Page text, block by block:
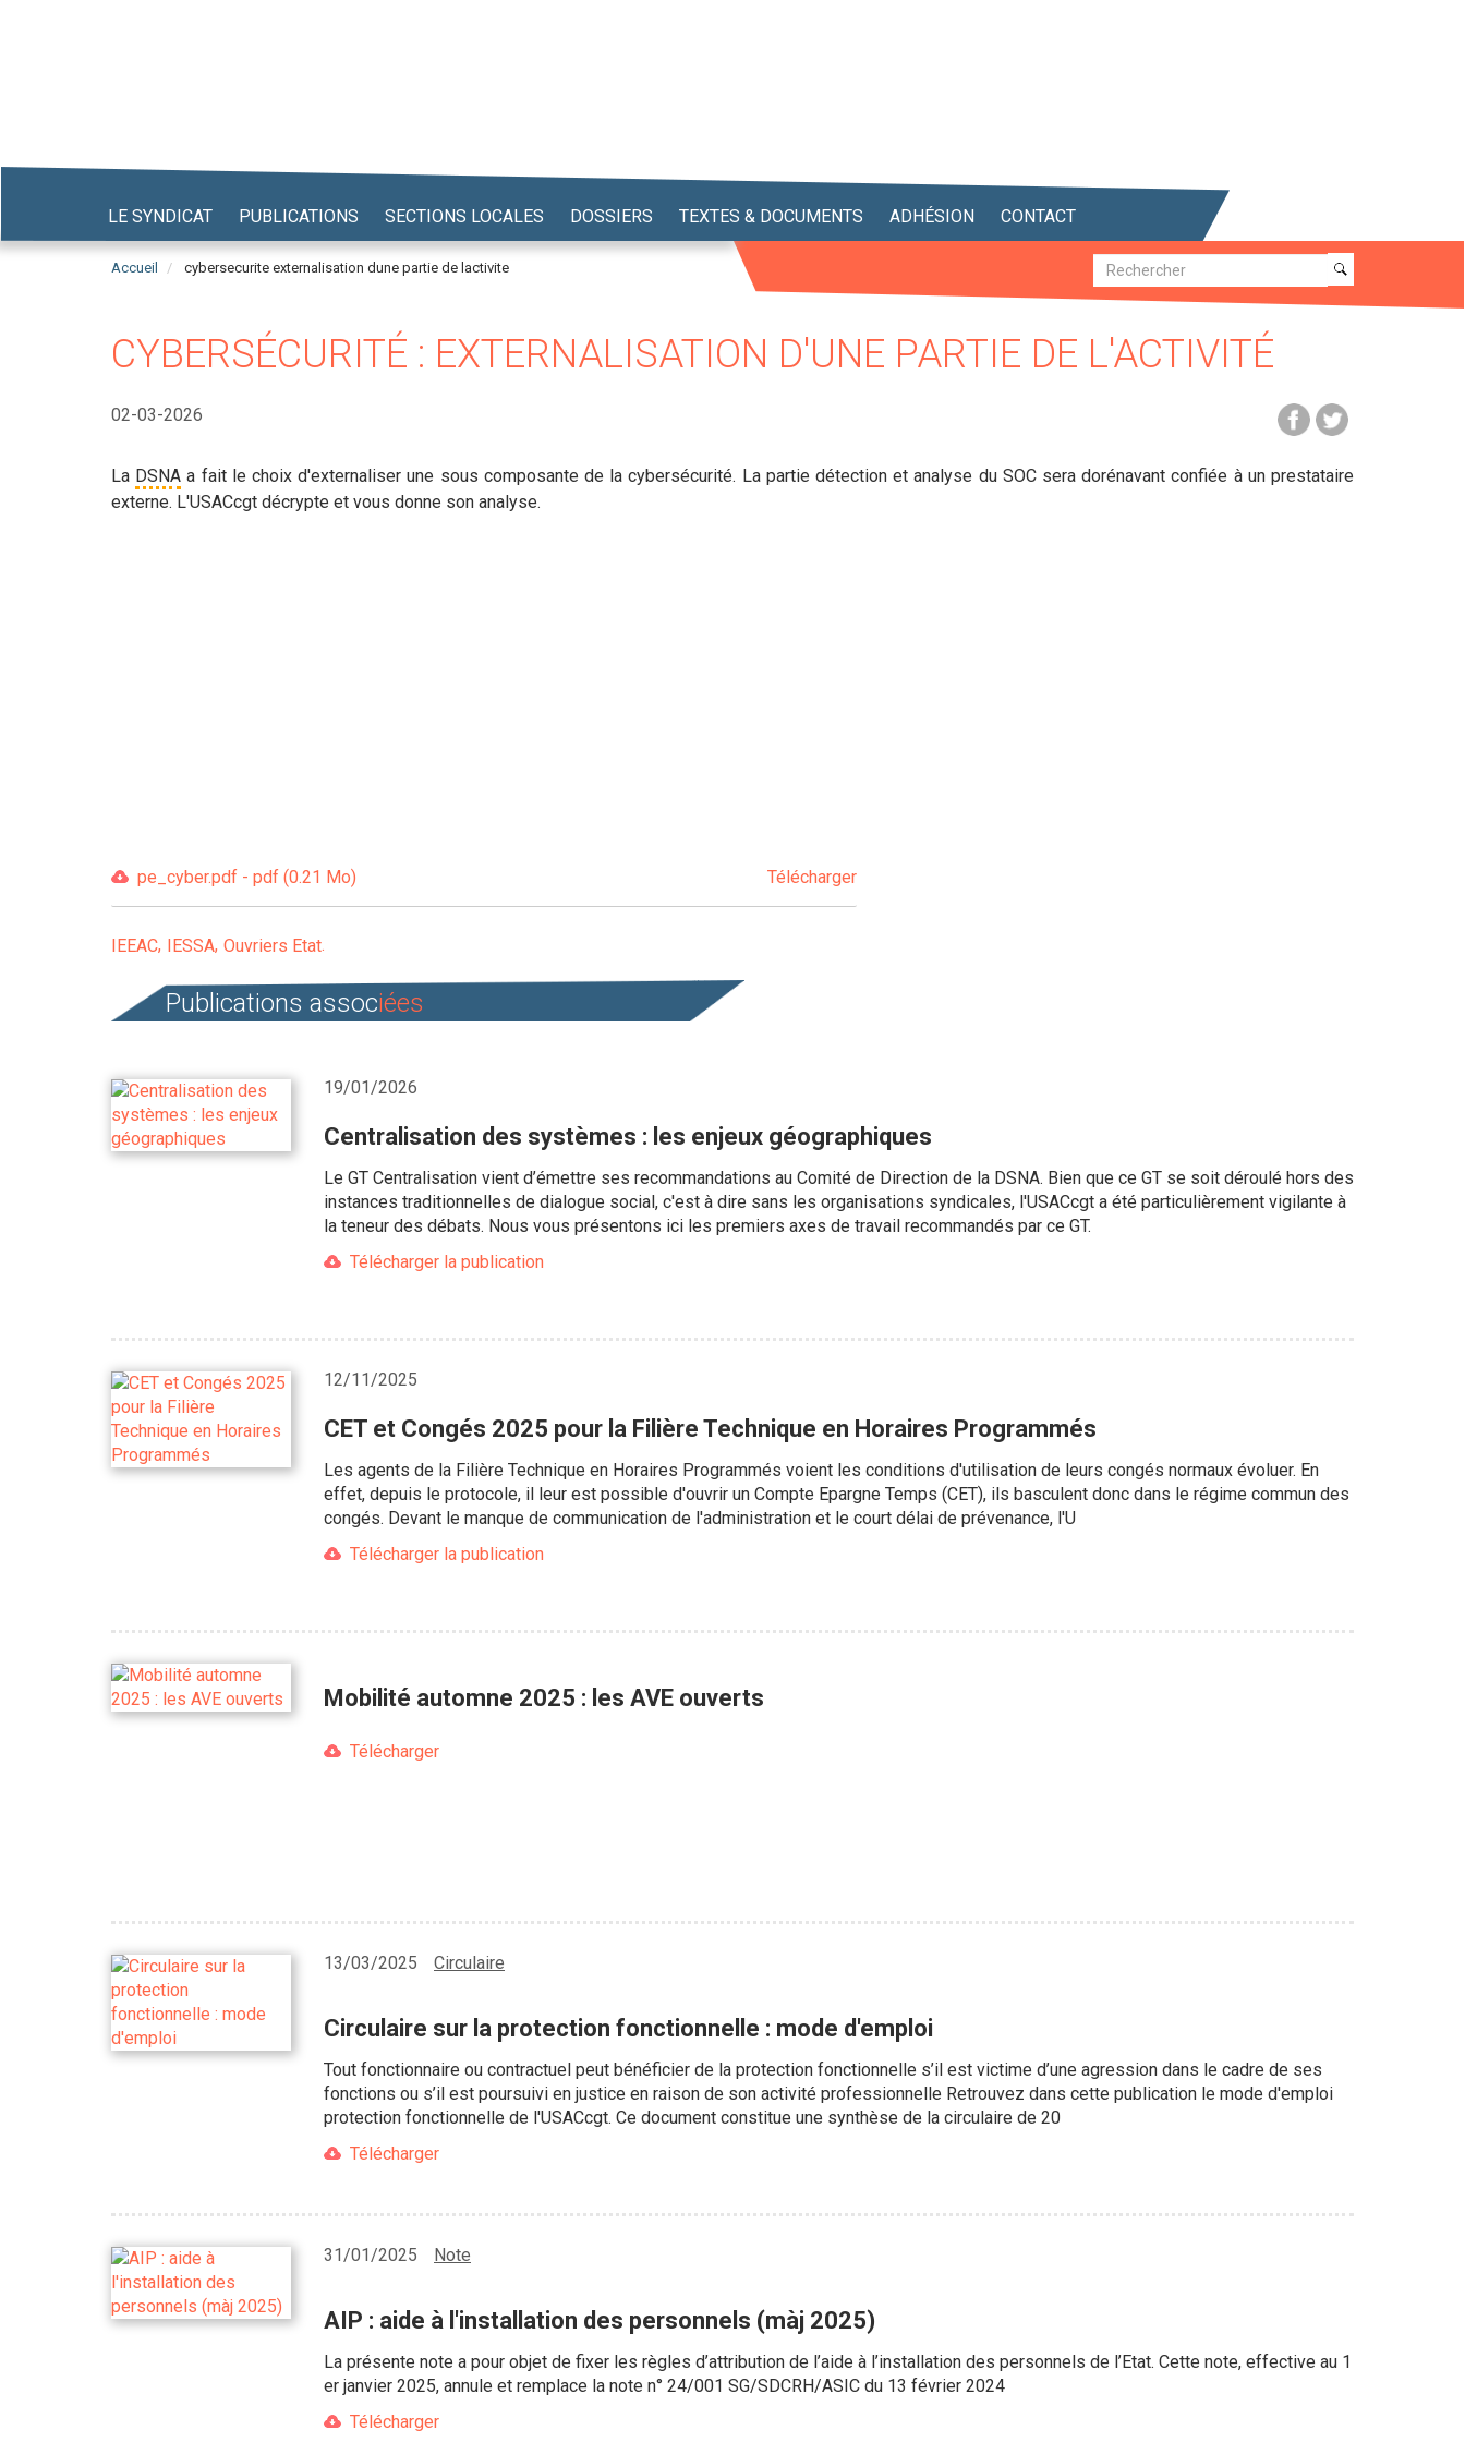
LE SYNDICAT PUBLICATIONS SECTIONS LOCALES DOSSIERS TEXTES & DOCUMENTS ADHÉSION CONTACT
Accueil cybersecurite externalisation dune partie de lactivite Recherche
Recherche
CYBERSÉCURITÉ : EXTERNALISATION D'UNE PARTIE DE L'ACTIVITÉ
02-03-2026
La DSNA a fait le choix d'externaliser une sous composante de la cybersécurité. La partie détection et analyse du SOC sera dorénavant confiée à un prestataire
externe. L'USACcgt décrypte et vous donne son analyse.
pe_cyber.pdf - pdf (0.21 Mo) Télécharger
IEEAC IESSA Ouvriers Etat
Publications associées
19/01/2026
Centralisation des systèmes : les enjeux géographiques
Le GT Centralisation vient d’émettre ses recommandations au Comité de Direction de la DSNA. Bien que ce GT se soit déroulé hors des
instances traditionnelles de dialogue social, c'est à dire sans les organisations syndicales, l'USACcgt a été particulièrement vigilante à
la teneur des débats. Nous vous présentons ici les premiers axes de travail recommandés par ce GT.
Télécharger la publication
12/11/2025
CET et Congés 2025 pour la Filière Technique en Horaires Programmés
Les agents de la Filière Technique en Horaires Programmés voient les conditions d'utilisation de leurs congés normaux évoluer. En
effet, depuis le protocole, il leur est possible d'ouvrir un Compte Epargne Temps (CET), ils basculent donc dans le régime commun des
congés. Devant le manque de communication de l'administration et le court délai de prévenance, l'U
Télécharger la publication
Mobilité automne 2025 : les AVE ouverts
Télécharger
13/03/2025 Circulaire
Circulaire sur la protection fonctionnelle : mode d'emploi
Tout fonctionnaire ou contractuel peut bénéficier de la protection fonctionnelle s’il est victime d’une agression dans le cadre de ses
fonctions ou s’il est poursuivi en justice en raison de son activité professionnelle Retrouvez dans cette publication le mode d'emploi
protection fonctionnelle de l'USACcgt. Ce document constitue une synthèse de la circulaire de 20
Télécharger
31/01/2025 Note
AIP : aide à l'installation des personnels (màj 2025)
La présente note a pour objet de fixer les règles d’attribution de l’aide à l’installation des personnels de l’Etat. Cette note, effective au 1
er janvier 2025, annule et remplace la note n° 24/001 SG/SDCRH/ASIC du 13 février 2024
Télécharger